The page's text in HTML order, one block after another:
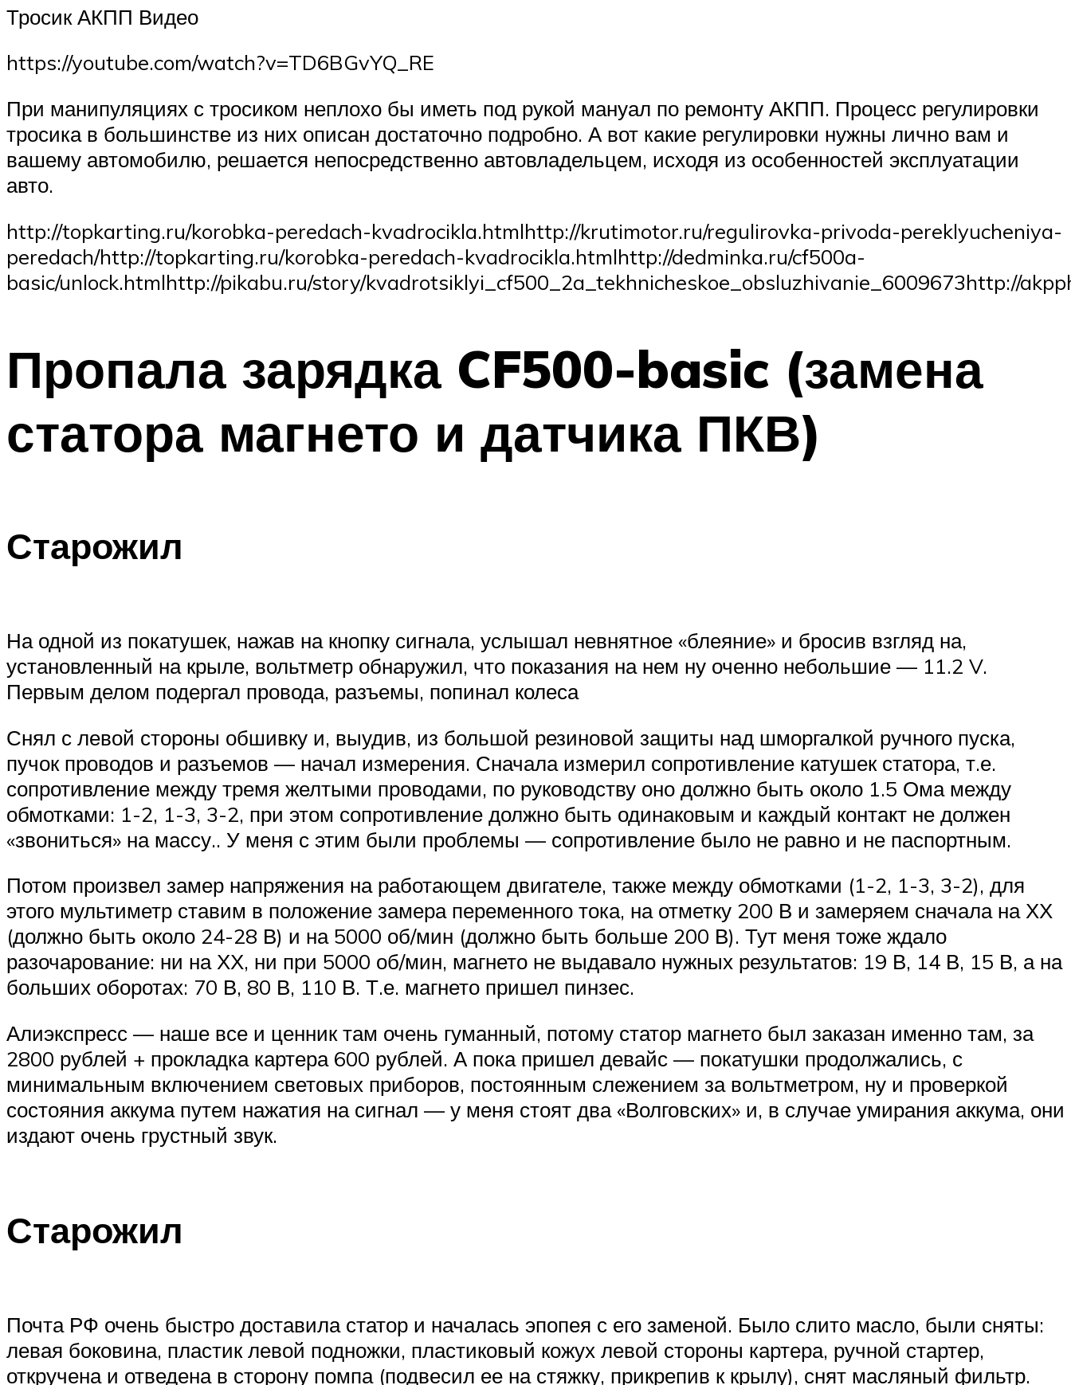
Тросик АКПП Видео
https://youtube.com/watch?v=TD6BGvYQ_RE
При манипуляциях с тросиком неплохо бы иметь под рукой мануал по ремонту АКПП. Процесс регулировки
тросика в большинстве из них описан достаточно подробно. А вот какие регулировки нужны лично вам и
вашему автомобилю, решается непосредственно автовладельцем, исходя из особенностей эксплуатации
авто.
http://topkarting.ru/korobka-peredach-kvadrocikla.htmlhttp://krutimotor.ru/regulirovka-privoda-pereklyucheniya-
peredach/http://topkarting.ru/korobka-peredach-kvadrocikla.htmlhttp://dedminka.ru/cf500a-
basic/unlock.htmlhttp://pikabu.ru/story/kvadrotsiklyi_cf500_2a_tekhnicheskoe_obsluzhivanie_6009673http://
Пропала зарядка CF500-basic (замена
статора магнето и датчика ПКВ)
Старожил
На одной из покатушек, нажав на кнопку сигнала, услышал невнятное «блеяние» и бросив взгляд на,
установленный на крыле, вольтметр обнаружил, что показания на нем ну оченно небольшие — 11.2 V.
Первым делом подергал провода, разъемы, попинал колеса
Снял с левой стороны обшивку и, выудив, из большой резиновой защиты над шморгалкой ручного пуска,
пучок проводов и разъемов — начал измерения. Сначала измерил сопротивление катушек статора, т.е.
сопротивление между тремя желтыми проводами, по руководству оно должно быть около 1.5 Ома между
обмотками: 1-2, 1-3, 3-2, при этом сопротивление должно быть одинаковым и каждый контакт не должен
«звониться» на массу.. У меня с этим были проблемы — сопротивление было не равно и не паспортным.
Потом произвел замер напряжения на работающем двигателе, также между обмотками (1-2, 1-3, 3-2), для
этого мультиметр ставим в положение замера переменного тока, на отметку 200 В и замеряем сначала на ХХ
(должно быть около 24-28 В) и на 5000 об/мин (должно быть больше 200 В). Тут меня тоже ждало
разочарование: ни на ХХ, ни при 5000 об/мин, магнето не выдавало нужных результатов: 19 В, 14 В, 15 В, а на
больших оборотах: 70 В, 80 В, 110 В. Т.е. магнето пришел пинзес.
Алиэкспресс — наше все и ценник там очень гуманный, потому статор магнето был заказан именно там, за
2800 рублей + прокладка картера 600 рублей. А пока пришел девайс — покатушки продолжались, с
минимальным включением световых приборов, постоянным слежением за вольтметром, ну и проверкой
состояния аккума путем нажатия на сигнал — у меня стоят два «Волговских» и, в случае умирания аккума, они
издают очень грустный звук.
Старожил
Почта РФ очень быстро доставила статор и началась эпопея с его заменой. Было слито масло, были сняты:
левая боковина, пластик левой подножки, пластиковый кожух левой стороны картера, ручной стартер,
откручена и отведена в сторону помпа (подвесил ее на стяжку, прикрепив к крылу), снят масляный фильтр.